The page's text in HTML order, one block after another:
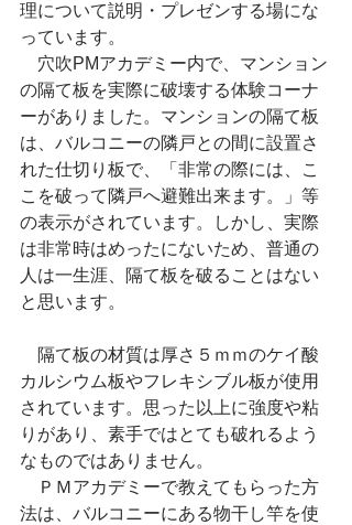
理について説明・プレゼンする場にな
っています。
穴吹PMアカデミー内で、マンション
の隔て板を実際に破壊する体験コーナ
ーがありました。マンションの隔て板
は、バルコニーの隣戸との間に設置さ
れた仕切り板で、「非常の際には、こ
こを破って隣戸へ避難出来ます。」等
の表示がされています。しかし、実際
は非常時はめったにないため、普通の
人は一生涯、隔て板を破ることはない
と思います。
隔て板の材質は厚さ５ｍｍのケイ酸
カルシウム板やフレキシブル板が使用
されています。思った以上に強度や粘
りがあり、素手ではとても破れるよう
なものではありません。
ＰＭアカデミーで教えてもらった方
法は、バルコニーにある物干し竿を使